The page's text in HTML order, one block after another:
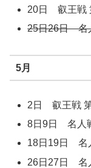
20日 叡王戦
25日26日 名
5月
2日 叡王戦
8日9日 名人
18日19日 名
26日27日 名